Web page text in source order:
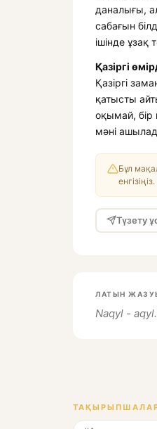
даналығы,
сабағын
ішінде ұзақ
Қазіргі
Қазіргі
қатысты
оқымай, бір
мәні
Бұл
енгізіңіз.
Түзету
ЛАТЫН
Naqyl - aqyl.